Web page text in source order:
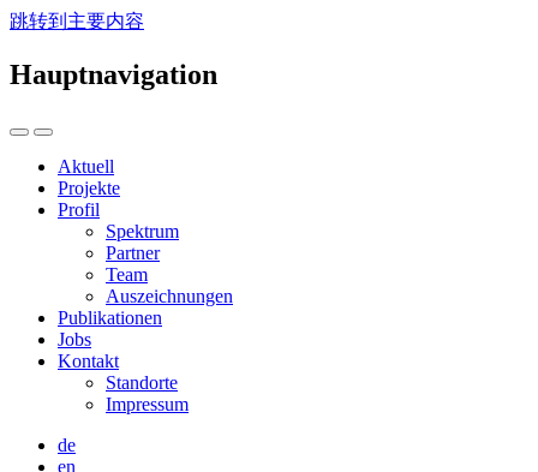
跳转到主要内容
Hauptnavigation
Aktuell
Projekte
Profil
Spektrum
Partner
Team
Auszeichnungen
Publikationen
Jobs
Kontakt
Standorte
Impressum
de
en